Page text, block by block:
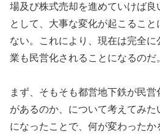
場及び株式売却を進めていけば
として、大事な変化が起こるこ
ない。これにより、現在は完全
業も民営化されることになるのだ
まず、そもそも都営地下鉄が民営
があるのか、について考えてみ
になったことで、何が変わった